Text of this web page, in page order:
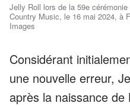
Jelly Roll lors de la 59e
Country Music, le 16 mai 2024, à
Images
Considérant
une nouvelle erreur,
après la naissance